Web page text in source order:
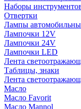
Наборы
Отвертки
Лампы
Лампочки 12V
Лампочки 24V
Лампочки LED
Лента
Таблицы, знаки
Лента
Масло
Масло Favorit
Масло Mannol